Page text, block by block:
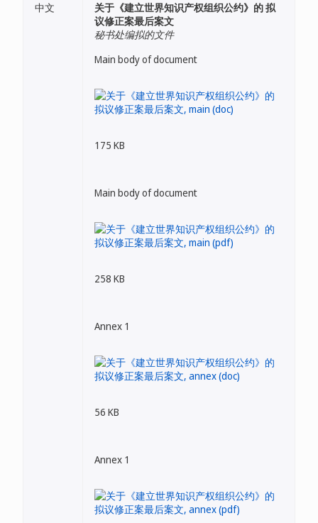
中文
关于《建立世界知识产权组织公约》的 拟
议修正案最后案文
秘书处编拟的文件
Main body of document
175 KB
Main body of document
258 KB
Annex 1
56 KB
Annex 1